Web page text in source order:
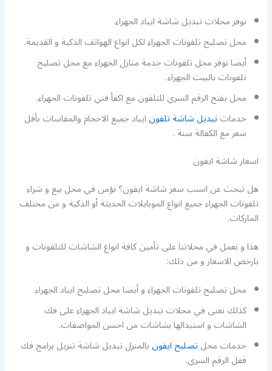
نوفر محلات تبديل شاشة ايباد الجهراء.
محل تصليح تلفونات الجهراء لكل انواع الهواتف الذكية و القديمة.
أيضا نوفر محل تلفونات خدمة منازل الجهراء مع محل تصليح
تلفونات بالبيت الجهراء.
محل يفتح الرقم السري للتلفون مع اكفأ فني تلفونات الجهراء.
خدماتتبديل شاشة تلفونايباد جميع الاحجام والمقاسات بأقل
سعر مع الكفالة سنة .
اسعار شاشة ايفون
هل تبحث عن انسب سعر شاشة ايفون؟ نؤمن في محل بيع و شراء
تلفونات الجهراء جميع انواع الموبايلات الحديثة أو الذكية و من مختلف
الماركات.
هذا و نعمل في محلاتنا على تأمين كافة انواع الشاشات للتلفونات و
بارخص الاسعار و من ذلك:
محل تصليح تلفونات الجهراء و أيضا محل تصليح ايباد الجهراء.
كذلك نعنى في محلات تبديل شاشة ايباد الجهراء على فك
الشاشات و استبدالها بشاشات من احسن المواصفات.
خدمات محلتصليح ايفونبالمنزل تبديل شاشة تنزيل برامج فك
قفل الرقم السري.